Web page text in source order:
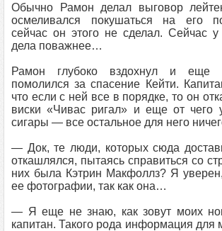
Обычно Рамон делал выговор
осмеливался покушаться на его
сейчас он этого не сделал. Сейчас
дела поважнее…
Рамон глубоко вздохнул и еще
помолился за спасение Кейти.
что если с ней все в порядке, то он
виски «Чивас ригал» и еще от чего
сигары — все остальное для него
— Док, те люди, которых сюда
откашлялся, пытаясь справиться со
них была Кэтрин Макфоллз? Я
ее фотографии, так как она…
— Я еще не знаю, как зовут моих
капитан. Такого рода информация для